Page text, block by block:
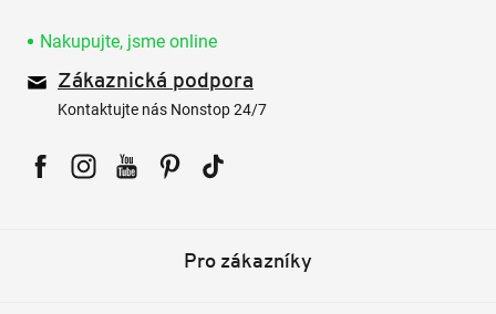
Nakupujte, jsme online
Zákaznická podpora
Kontaktujte nás Nonstop 24/7
Pro zákazníky